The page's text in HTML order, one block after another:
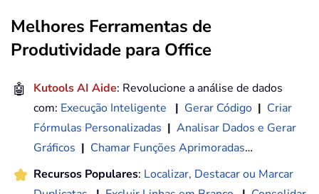
Melhores Ferramentas de
Produtividade para Office
🤖 Kutools AI Aide: Revolucione a análise de dados
com: Execução Inteligente | Gerar Código | Criar
Fórmulas Personalizadas | Analisar Dados e Gerar
Gráficos | Chamar Funções Aprimoradas…
Recursos Populares: Localizar, Destacar ou Marcar